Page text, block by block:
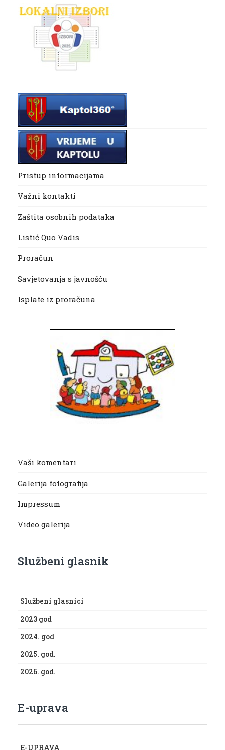
Pristup informacijama
Važni kontakti
Zaštita osobnih podataka
Listić Quo Vadis
Proračun
Savjetovanja s javnošću
Isplate iz proračuna
Vaši komentari
Galerija fotografija
Impressum
Video galerija
Službeni glasnik
Službeni glasnici
2023 god
2024. god
2025. god.
2026. god.
E-uprava
E-UPRAVA